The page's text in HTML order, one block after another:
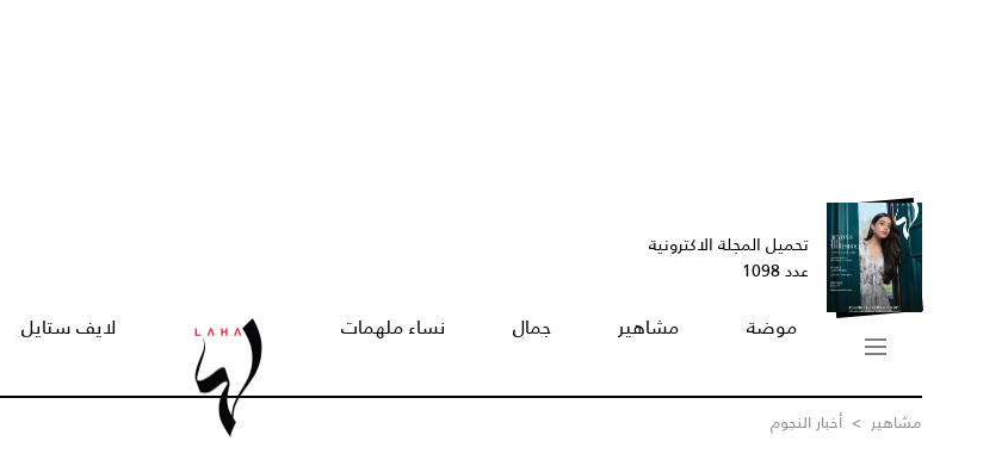
تحميل المجلة الاكترونية
عدد 1098
موضة مشاهير جمال نساء ملهمات لايف ستايل
مشاهير > أخبار النجوم